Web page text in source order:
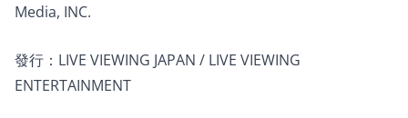
Media, INC.
發行：LIVE VIEWING JAPAN / LIVE VIEWING
ENTERTAINMENT